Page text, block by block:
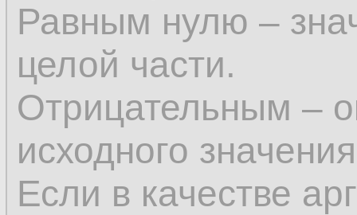
Равным нулю –
целой части.
Отрицательным –
исходного
Если в качестве